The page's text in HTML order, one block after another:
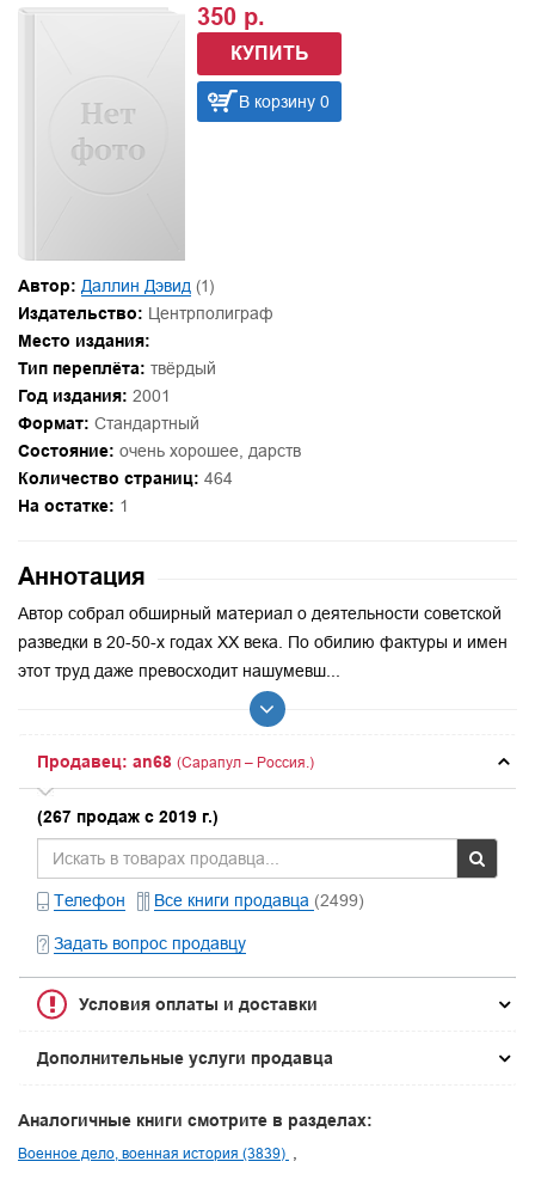
350 р.
КУПИТЬ
В корзину 0
Автор: Даллин Дэвид (1)
Издательство: Центрполиграф
Место издания:
Тип переплёта: твёрдый
Год издания: 2001
Формат: Стандартный
Состояние: очень хорошее, дарств
Количество страниц: 464
На остатке: 1
Аннотация
Автор собрал обширный материал о деятельности советской
разведки в 20-50-х годах XX века. По обилию фактуры и имен
этот труд даже превосходит нашумевш...
Продавец: an68 (Сарапул – Россия.)
(267 продаж с 2019 г.)
Телефон Все книги продавца (2499)
Задать вопрос продавцу
Условия оплаты и доставки
Дополнительные услуги продавца
Аналогичные книги смотрите в разделах:
Военное дело, военная история (3839)